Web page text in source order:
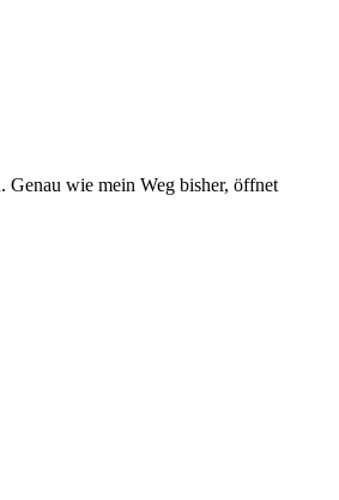
Genau wie mein Weg bisher, öffnet